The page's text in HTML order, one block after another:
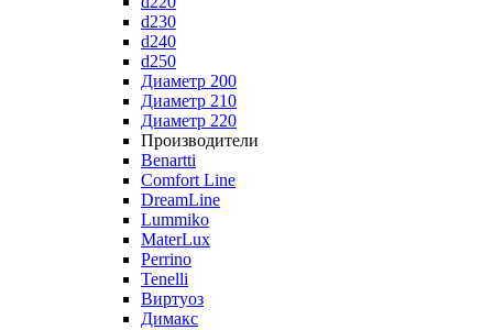
d230
d240
d250
Диаметр 200
Диаметр 210
Диаметр 220
Производители
Benartti
Comfort Line
DreamLine
Lummiko
MaterLux
Perrino
Tenelli
Виртуоз
Димакс